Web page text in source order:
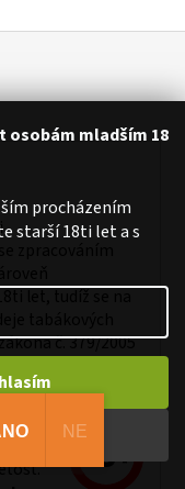
osobám mladším 18
procházením
starší 18ti let a s
zpracováním
tabákových
č. 379/2005
NE